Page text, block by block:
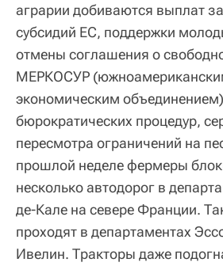
аграрии добиваются выплат
субсидий ЕС, поддержки
отмены соглашения о
МЕРКОСУР
экономическим
бюрократических процедур,
пересмотра ограничений на
прошлой неделе фермеры
несколько автодорог в
де-Кале на севере Франции.
проходят в департаментах
Ивелин. Тракторы даже